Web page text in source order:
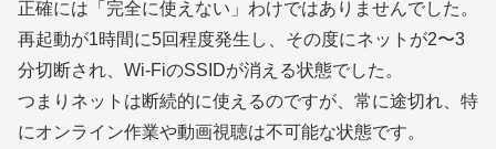
正確には「完全に使えない」わけではありませんでした。
再起動が1時間に5回程度発生し、その度にネットが2〜3
分切断され、Wi-FiのSSIDが消える状態でした。
つまりネットは断続的に使えるのですが、常に途切れ、特
にオンライン作業や動画視聴は不可能な状態です。